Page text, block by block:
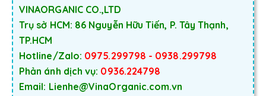
VINAORGANIC CO.,LTD
Trụ sở HCM: 86 Nguyễn Hữu Tiến, P. Tây Thạnh,
TP.HCM
Hotline/Zalo: 0975.299798 - 0938.299798
Phản ánh dịch vụ: 0936.224798
Email: Lienhe@VinaOrganic.com.vn